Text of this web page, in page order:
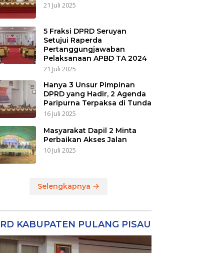
21 Juli 2025
5 Fraksi DPRD Seruyan
Setujui Raperda
Pertanggungjawaban
Pelaksanaan APBD TA 2024
21 Juli 2025
Hanya 3 Unsur Pimpinan
DPRD yang Hadir, 2 Agenda
Paripurna Terpaksa di Tunda
16 Juli 2025
Masyarakat Dapil 2 Minta
Perbaikan Akses Jalan
10 Juli 2025
Selengkapnya
KABUPATEN PULANG PISAU